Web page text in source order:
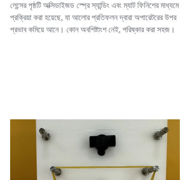
লেন্সের পৃষ্ঠটি অক্সিডাইজড স্প্রে স্যান্ডিং এবং ম্যাট ফিনিশের মাধ্যমে
প্রক্রিয়া করা হয়েছে, যা আলোর প্রতিফলন দ্বারা অপারেটরের উপর
প্রভাব কমিয়ে আনে। কোন অবশিষ্টাংশ নেই, পরিষ্কার করা সহজ।